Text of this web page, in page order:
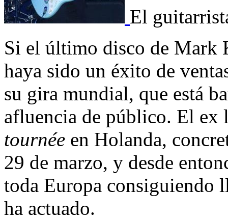
El
Si el último disco de Mark
haya sido un éxito de
su gira mundial, que está
afluencia de público. El ex
tournée en Holanda,
29 de marzo, y desde
toda Europa consiguiendo
ha actuado.